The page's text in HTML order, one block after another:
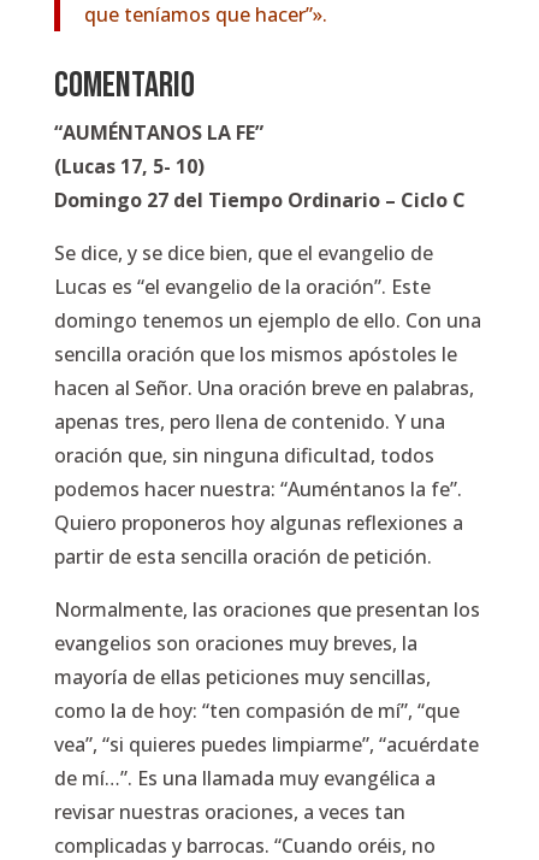
que teníamos que hacer”».
COMENTARIO
“AUMÉNTANOS LA FE”
(Lucas 17, 5- 10)
Domingo 27 del Tiempo Ordinario – Ciclo C
Se dice, y se dice bien, que el evangelio de
Lucas es “el evangelio de la oración”. Este
domingo tenemos un ejemplo de ello. Con una
sencilla oración que los mismos apóstoles le
hacen al Señor. Una oración breve en palabras,
apenas tres, pero llena de contenido. Y una
oración que, sin ninguna dificultad, todos
podemos hacer nuestra: “Auméntanos la fe”.
Quiero proponeros hoy algunas reflexiones a
partir de esta sencilla oración de petición.
Normalmente, las oraciones que presentan los
evangelios son oraciones muy breves, la
mayoría de ellas peticiones muy sencillas,
como la de hoy: “ten compasión de mí”, “que
vea”, “si quieres puedes limpiarme”, “acuérdate
de mí…”. Es una llamada muy evangélica a
revisar nuestras oraciones, a veces tan
complicadas y barrocas. “Cuando oréis, no